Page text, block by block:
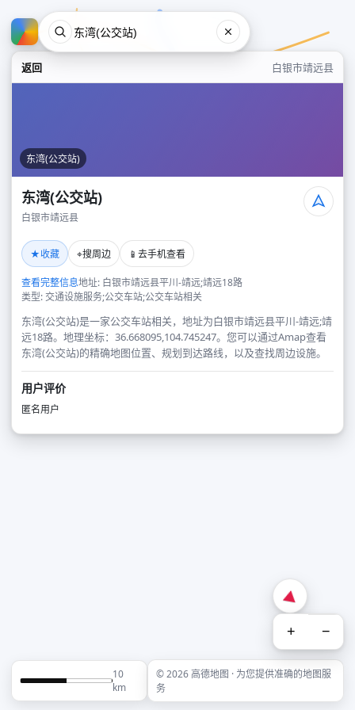
返回 白银市靖远县
东湾(公交站)
东湾(公交站)
白银市靖远县
★收藏 ⌖搜周边 📱 去手机查看
查看完整信息地址: 白银市靖远县平川-靖远;靖远18路
类型: 交通设施服务;公交车站;公交车站相关
东湾(公交站)是一家公交车站相关，地址为白银市靖远县平川-靖远;靖
远18路。地理坐标：36.668095,104.745247。您可以通过Amap查看
东湾(公交站)的精确地图位置、规划到达路线，以及查找周边设施。
用户评价
匿名用户
+ −
10
km
© 2026 高德地图 · 为您提供准确的地图服
务